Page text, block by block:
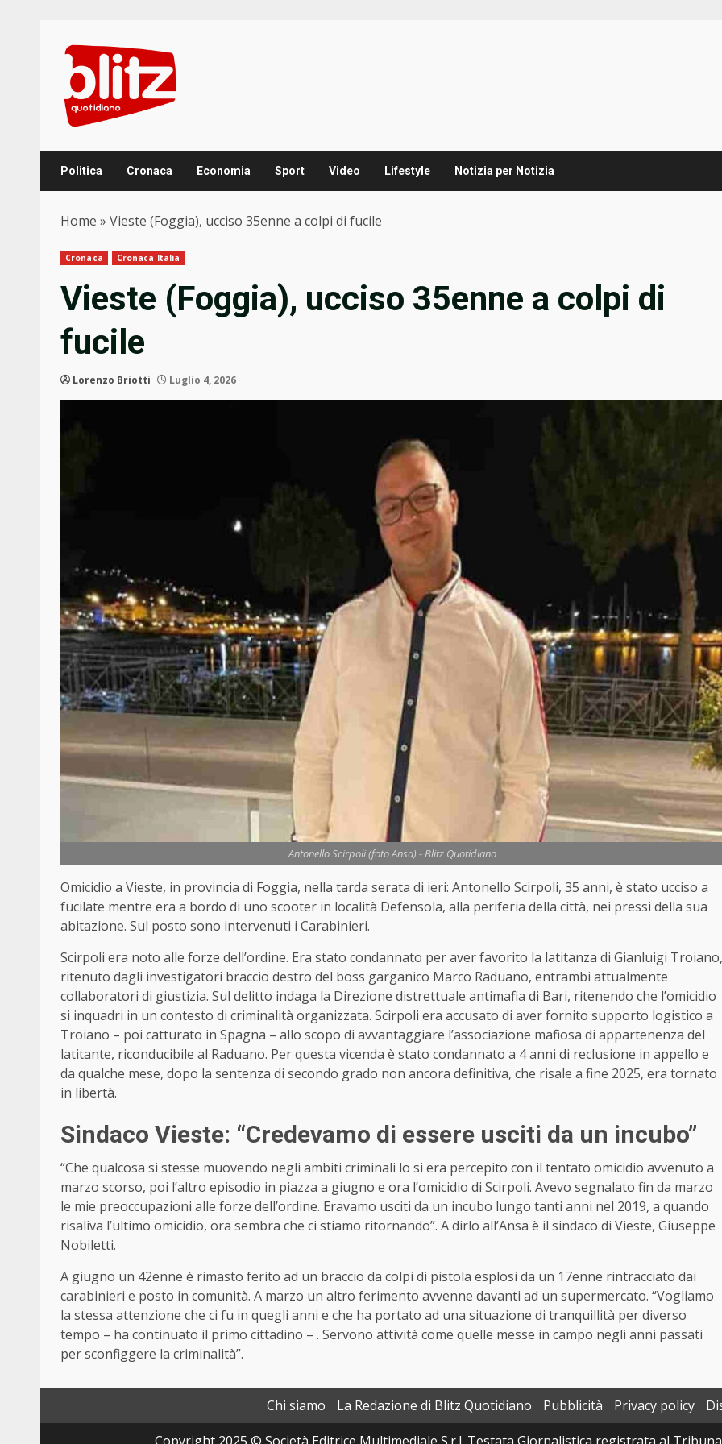
content
Politica Cronaca Economia Sport Video Lifestyle Notizia per Notizia
Home » Vieste (Foggia), ucciso 35enne a colpi di fucile
Cronaca Cronaca Italia
Vieste (Foggia), ucciso 35enne a colpi di
fucile
Lorenzo Briotti Luglio 4, 2026
Antonello Scirpoli (foto Ansa) - Blitz Quotidiano
Omicidio a Vieste, in provincia di Foggia, nella tarda serata di ieri: Antonello Scirpoli, 35 anni, è stato ucciso a
fucilate mentre era a bordo di uno scooter in località Defensola, alla periferia della città, nei pressi della sua
abitazione. Sul posto sono intervenuti i Carabinieri.
Scirpoli era noto alle forze dell’ordine. Era stato condannato per aver favorito la latitanza di Gianluigi Troiano,
ritenuto dagli investigatori braccio destro del boss garganico Marco Raduano, entrambi attualmente
collaboratori di giustizia. Sul delitto indaga la Direzione distrettuale antimafia di Bari, ritenendo che l’omicidio
si inquadri in un contesto di criminalità organizzata. Scirpoli era accusato di aver fornito supporto logistico a
Troiano – poi catturato in Spagna – allo scopo di avvantaggiare l’associazione mafiosa di appartenenza del
latitante, riconducibile al Raduano. Per questa vicenda è stato condannato a 4 anni di reclusione in appello e
da qualche mese, dopo la sentenza di secondo grado non ancora definitiva, che risale a fine 2025, era tornato
in libertà.
Sindaco Vieste: “Credevamo di essere usciti da un incubo”
“Che qualcosa si stesse muovendo negli ambiti criminali lo si era percepito con il tentato omicidio avvenuto a
marzo scorso, poi l’altro episodio in piazza a giugno e ora l’omicidio di Scirpoli. Avevo segnalato fin da marzo
le mie preoccupazioni alle forze dell’ordine. Eravamo usciti da un incubo lungo tanti anni nel 2019, a quando
risaliva l’ultimo omicidio, ora sembra che ci stiamo ritornando”. A dirlo all’Ansa è il sindaco di Vieste, Giuseppe
Nobiletti.
A giugno un 42enne è rimasto ferito ad un braccio da colpi di pistola esplosi da un 17enne rintracciato dai
carabinieri e posto in comunità. A marzo un altro ferimento avvenne davanti ad un supermercato. “Vogliamo
la stessa attenzione che ci fu in quegli anni e che ha portato ad una situazione di tranquillità per diverso
tempo – ha continuato il primo cittadino – . Servono attività come quelle messe in campo negli anni passati
per sconfiggere la criminalità”.
Chi siamo La Redazione di Blitz Quotidiano Pubblicità Privacy policy